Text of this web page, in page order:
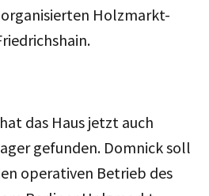
Holzmarkt-
das Haus jetzt auch
gefunden. Domnick soll
operativen Betrieb des